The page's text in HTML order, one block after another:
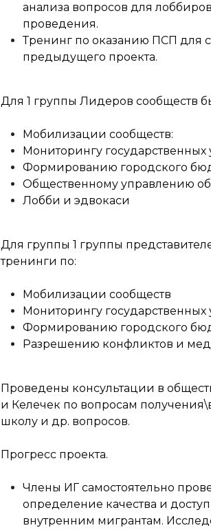
анализа вопросов для
проведения.
Тренинг по оказанию ПСП для
предыдущего проекта.
Для 1 группы Лидеров сообществ
Мобилизации сообществ:
Мониторингу государственных
Формированию городского
Общественному управлению
Лобби и эдвокаси
Для группы 1 группы
тренинги по:
Мобилизации сообществ
Мониторингу государственных
Формированию городского
Разрешению конфликтов и
Проведены консультации в
и Келечек по вопросам
школу и др. вопросов.
Прогресс проекта.
Члены ИГ самостоятельно
определение качества и
внутренним мигрантам.